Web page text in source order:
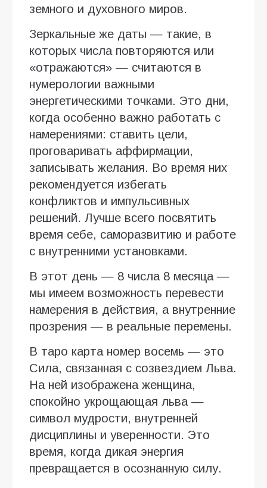
земного и духовного миров.
Зеркальные же даты — такие, в
которых числа повторяются или
«отражаются» — считаются в
нумерологии важными
энергетическими точками. Это дни,
когда особенно важно работать с
намерениями: ставить цели,
проговаривать аффирмации,
записывать желания. Во время них
рекомендуется избегать
конфликтов и импульсивных
решений. Лучше всего посвятить
время себе, саморазвитию и работе
с внутренними установками.
В этот день — 8 числа 8 месяца —
мы имеем возможность перевести
намерения в действия, а внутренние
прозрения — в реальные перемены.
В таро карта номер восемь — это
Сила, связанная с созвездием Льва.
На ней изображена женщина,
спокойно укрощающая льва —
символ мудрости, внутренней
дисциплины и уверенности. Это
время, когда дикая энергия
превращается в осознанную силу.